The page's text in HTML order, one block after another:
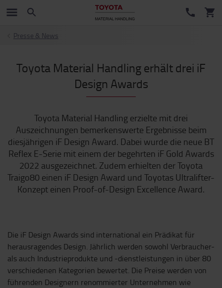
Presse & News
Toyota Material Handling erhält drei iF
Design Awards
Toyota Material Handling erzielte mit drei
Auszeichnungen bemerkenswerte Ergebnisse beim
diesjährigen iF Design Award. Dabei wurde die neue BT
Reflex E-Serie mit einem der begehrten iF Gold Awards
2022 ausgezeichnet. Zudem erhielten der Toyota
Traigo80 einen iF Design Award und Toyotas Ultralifter-
Konzept einen Proof-of-Design Excellence Award.
Die iF Design Awards sind international ein Prädikat für
herausragendes Design. Jährlich werden sowohl Verbraucher-
als auch Industrieprodukte und -dienstleistungen in über 80
verschiedenen Kategorien bewertet. Die Preise werden von
führenden Designern renommierter Unternehmen wie